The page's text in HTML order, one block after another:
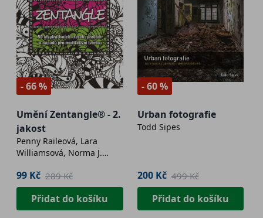
- 66 %
Umění Zentangle® - 2.
jakost
Penny Raileová, Lara
Williamsová, Norma J.
Bremnerová
99 Kč 289 Kč
Přidat do košíku
- 60 %
Urban fotografie
Todd Sipes
200 Kč 499 Kč
Přidat do košíku